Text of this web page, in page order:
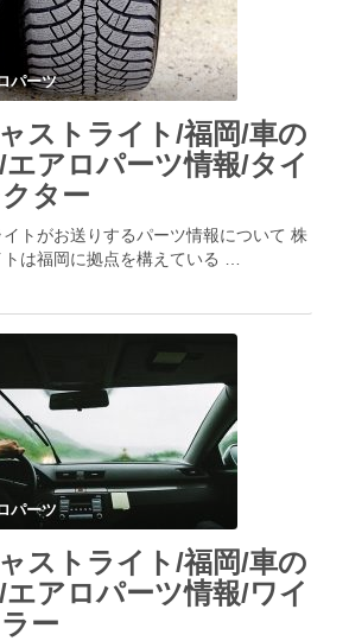
パーツ
ストライト/福岡/車の
アロパーツ情報/タイ
ター
トがお送りするパーツ情報について 株
は福岡に拠点を構えている …
パーツ
ストライト/福岡/車の
アロパーツ情報/ワイ
ー